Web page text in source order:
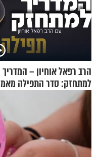
הרב רפאל אוחיון – המדריך
למתחזק: סדר התפילה
הקורבנות ועד קריאת שמע